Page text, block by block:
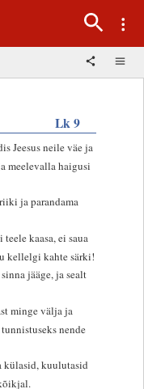
Lk 9
Jeesus neile väe ja
meelevalla haigusi
ja parandama
kaasa, ei saua
kellelgi kahte särki!
jääge, ja sealt
minge välja ja
nende
külasid, kuulutasid